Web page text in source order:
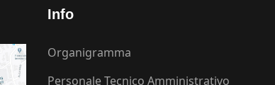
Info
Organigramma
Personale Tecnico Amministrativo